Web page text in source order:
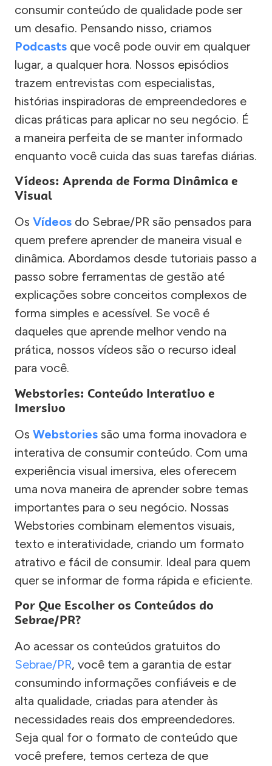
consumir conteúdo de qualidade pode ser
um desafio. Pensando nisso, criamos
Podcasts que você pode ouvir em qualquer
lugar, a qualquer hora. Nossos episódios
trazem entrevistas com especialistas,
histórias inspiradoras de empreendedores e
dicas práticas para aplicar no seu negócio. É
a maneira perfeita de se manter informado
enquanto você cuida das suas tarefas diárias.
Vídeos: Aprenda de Forma Dinâmica e
Visual
Os Vídeos do Sebrae/PR são pensados para
quem prefere aprender de maneira visual e
dinâmica. Abordamos desde tutoriais passo a
passo sobre ferramentas de gestão até
explicações sobre conceitos complexos de
forma simples e acessível. Se você é
daqueles que aprende melhor vendo na
prática, nossos vídeos são o recurso ideal
para você.
Webstories: Conteúdo Interativo e
Imersivo
Os Webstories são uma forma inovadora e
interativa de consumir conteúdo. Com uma
experiência visual imersiva, eles oferecem
uma nova maneira de aprender sobre temas
importantes para o seu negócio. Nossas
Webstories combinam elementos visuais,
texto e interatividade, criando um formato
atrativo e fácil de consumir. Ideal para quem
quer se informar de forma rápida e eficiente.
Por Que Escolher os Conteúdos do
Sebrae/PR?
Ao acessar os conteúdos gratuitos do
Sebrae/PR, você tem a garantia de estar
consumindo informações confiáveis e de
alta qualidade, criadas para atender às
necessidades reais dos empreendedores.
Seja qual for o formato de conteúdo que
você prefere, temos certeza de que